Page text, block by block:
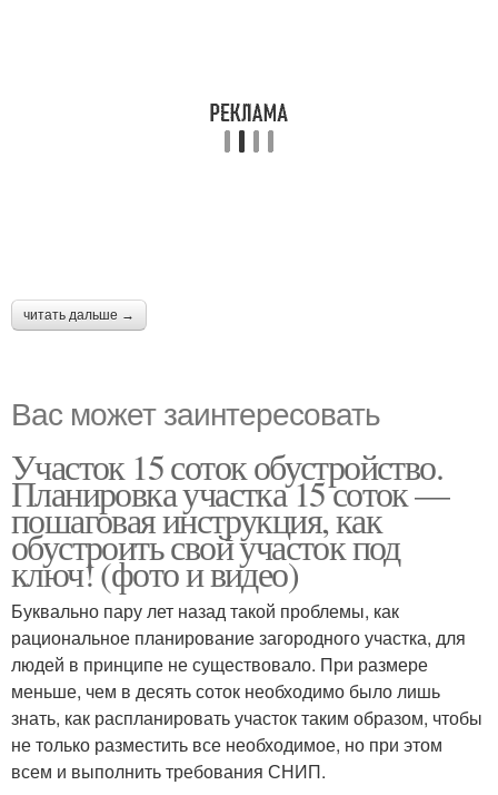
читать дальше →
Вас может заинтересовать
Участок 15 соток обустройство.
Планировка участка 15 соток —
пошаговая инструкция, как
обустроить свой участок под
ключ! (фото и видео)
Буквально пару лет назад такой проблемы, как
рациональное планирование загородного участка, для
людей в принципе не существовало. При размере
меньше, чем в десять соток необходимо было лишь
знать, как распланировать участок таким образом, чтобы
не только разместить все необходимое, но при этом
всем и выполнить требования СНИП.